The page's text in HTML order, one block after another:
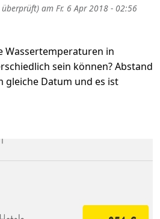
überprüft) am Fr. 6 Apr 2018 - 02:56
Wassertemperaturen in
sein können? Abstand
gleiche Datum und es ist